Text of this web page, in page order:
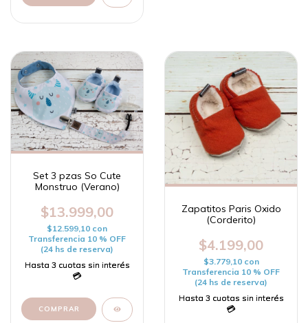
Set 3 pzas So Cute
Monstruo (Verano)
$13.999,00
$12.599,10 con
Transferencia 10 % OFF
(24 hs de reserva)
COMPRAR
Zapatitos Paris Oxido
(Corderito)
$4.199,00
$3.779,10 con
Transferencia 10 % OFF
(24 hs de reserva)